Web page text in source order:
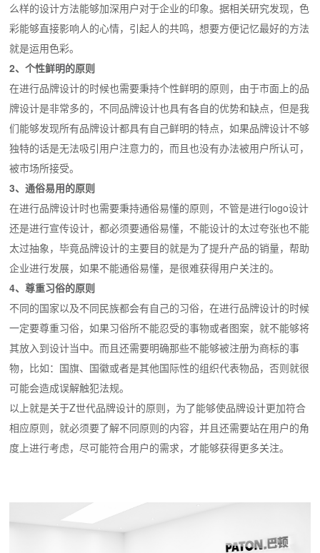
么样的设计方法能够加深用户对于企业的印象。据相关研究发现，色
彩能够直接影响人的心情，引起人的共鸣，想要方便记忆最好的方法
就是运用色彩。
2、个性鲜明的原则
在进行品牌设计的时候也需要秉持个性鲜明的原则，由于市面上的品
牌设计是非常多的，不同品牌设计也具有各自的优势和缺点，但是我
们能够发现所有品牌设计都具有自己鲜明的特点，如果品牌设计不够
独特的话是无法吸引用户注意力的，而且也没有办法被用户所认可，
被市场所接受。
3、通俗易用的原则
在进行品牌设计时也需要秉持通俗易懂的原则，不管是进行logo设计
还是进行宣传设计，都必须要通俗易懂，不能设计的太过夸张也不能
太过抽象，毕竟品牌设计的主要目的就是为了提升产品的销量，帮助
企业进行发展，如果不能通俗易懂，是很难获得用户关注的。
4、尊重习俗的原则
不同的国家以及不同民族都会有自己的习俗，在进行品牌设计的时候
一定要尊重习俗，如果习俗所不能忍受的事物或者图案，就不能够将
其放入到设计当中。而且还需要明确那些不能够被注册为商标的事
物，比如：国旗、国徽或者是其他国际性的组织代表物品，否则就很
可能会造成误解触犯法规。
以上就是关于Z世代品牌设计的原则，为了能够使品牌设计更加符合
相应原则，就必须要了解不同原则的内容，并且还需要站在用户的角
度上进行考虑，尽可能符合用户的需求，才能够获得更多关注。